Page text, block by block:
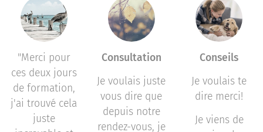
"Merci pour
ces deux jours
de formation,
j'ai trouvé cela
juste
Consultation
Je voulais juste
vous dire que
depuis notre
rendez-vous, je
Conseils
Je voulais te
dire merci!
Je viens de